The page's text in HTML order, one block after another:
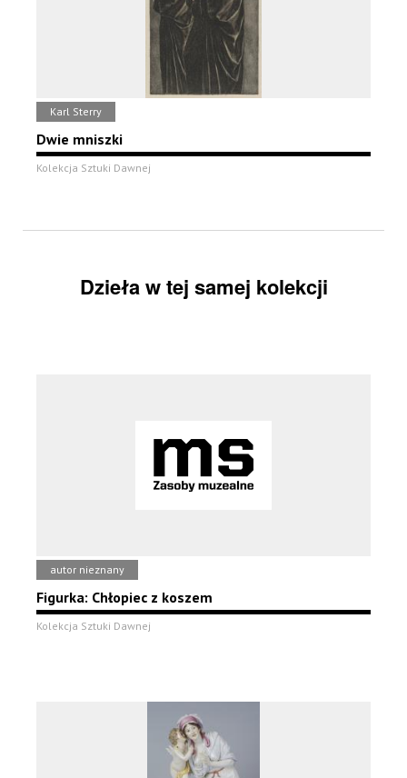
Karl Sterry
Dwie mniszki
Kolekcja Sztuki Dawnej
Dzieła w tej samej kolekcji
autor nieznany
Figurka: Chłopiec z koszem
Kolekcja Sztuki Dawnej